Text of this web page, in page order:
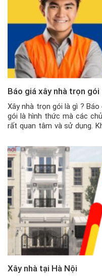
Báo giá xây nhà trọn
Xây nhà trọn gói là gì ?
gói là hình thức mà các
rất quan tâm và sử dụng.
Xây nhà tại Hà Nội